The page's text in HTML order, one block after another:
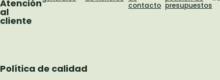
Atención
al
cliente
contacto presupuestos
Política de calidad